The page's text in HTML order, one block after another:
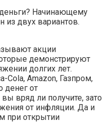
Начинающему
из двух вариантов.
акции
демонстрируют
долгих лет.
Cola, Amazon, Газпром,
денег от
вряд ли получите, зато
от инфляции. Да и
при открытии